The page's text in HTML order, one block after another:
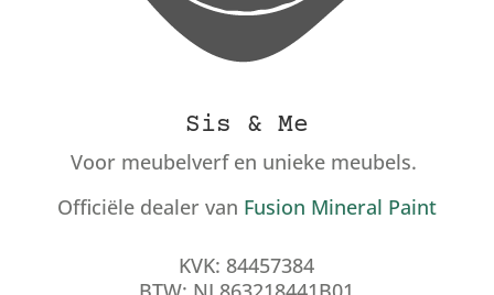
Sis & Me
Voor meubelverf en unieke meubels.
Officiële dealer van Fusion Mineral Paint
KVK: 84457384